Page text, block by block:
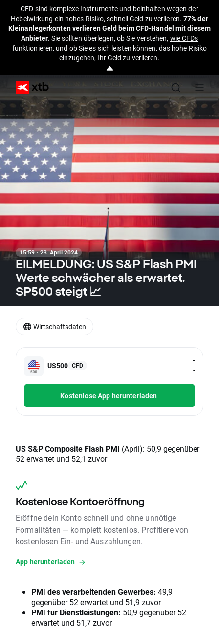
CFD sind komplexe Instrumente und beinhalten wegen der
Hebelwirkung ein hohes Risiko, schnell Geld zu verlieren.77% der
Kleinanlegerkonten verlieren Geld beim CFD-Handel mit diesem
Anbieter. Sie sollten überlegen, ob Sie verstehen, wie CFDs
funktionieren, und ob Sie es sich leisten können, das hohe Risiko
einzugehen, Ihr Geld zu verlieren.
15:59 · 23. April 2024
EILMELDUNG: US S&P Flash PMI
Werte schwächer als erwartet.
SP500 steigt 📈
US500 CFD
-
-
Kostenlose App herunterladen
US S&P Composite Flash PMI (April): 50,9 gegenüber
52 erwartet und 52,1 zuvor
Kostenlose Kontoeröffnung
Eröffne dein Konto schnell und ohne unnötige
Formalitäten — komplett kostenlos. Profitiere von
kostenlosen Ein- und Auszahlungen.
App herunterladen
PMI des verarbeitenden Gewerbes: 49,9
gegenüber 52 erwartet und 51,9 zuvor
PMI für Dienstleistungen: 50,9 gegenüber 52
erwartet und 51,7 zuvor
Wirtschaftsdaten